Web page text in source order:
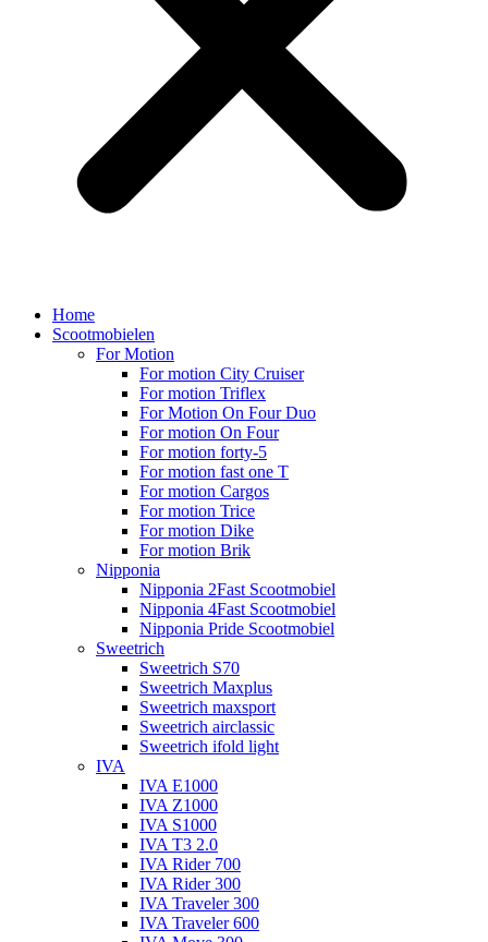
Home
Scootmobielen
For Motion
For motion City Cruiser
For motion Triflex
For Motion On Four Duo
For motion On Four
For motion forty-5
For motion fast one T
For motion Cargos
For motion Trice
For motion Dike
For motion Brik
Nipponia
Nipponia 2Fast Scootmobiel
Nipponia 4Fast Scootmobiel
Nipponia Pride Scootmobiel
Sweetrich
Sweetrich S70
Sweetrich Maxplus
Sweetrich maxsport
Sweetrich airclassic
Sweetrich ifold light
IVA
IVA E1000
IVA Z1000
IVA S1000
IVA T3 2.0
IVA Rider 700
IVA Rider 300
IVA Traveler 300
IVA Traveler 600